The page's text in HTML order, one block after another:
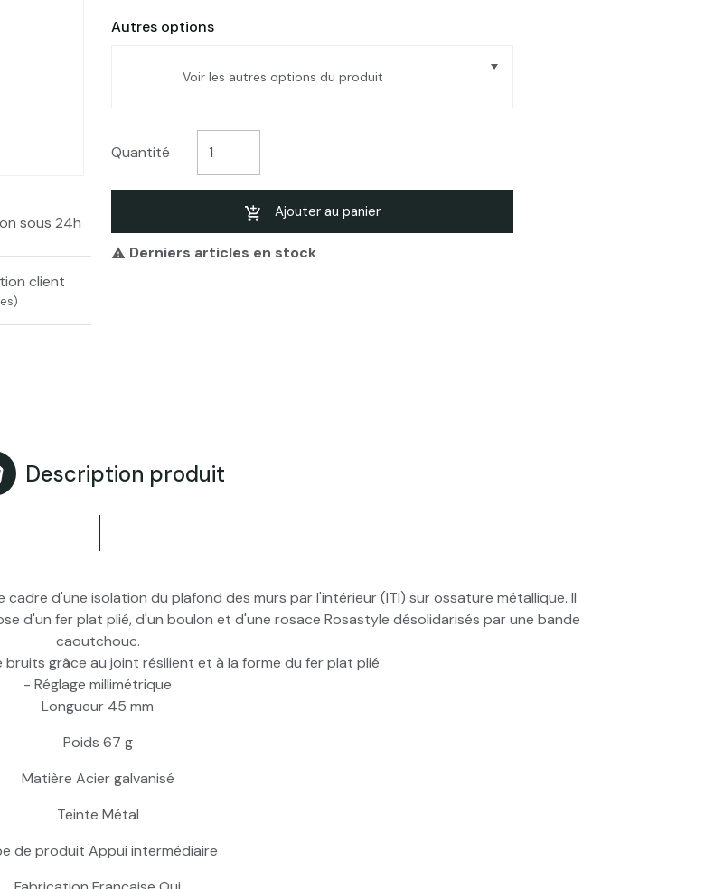
sous 24h
client
Autres options
Voir les autres options du produit
Appui Optima Sonic PL 35 - boite de 50 Pcs
Quantité
Ajouter au panier
 Derniers articles en stock
Description produit
d'une isolation du plafond des murs par l'intérieur (ITI) sur ossature métallique. Il
d'un fer plat plié, d'un boulon et d'une rosace Rosastyle désolidarisés par une bande
caoutchouc.
bruits grâce au joint résilient et à la forme du fer plat plié
- Réglage millimétrique
Longueur 45 mm
Poids 67 g
Matière Acier galvanisé
Teinte Métal
de produit Appui intermédiaire